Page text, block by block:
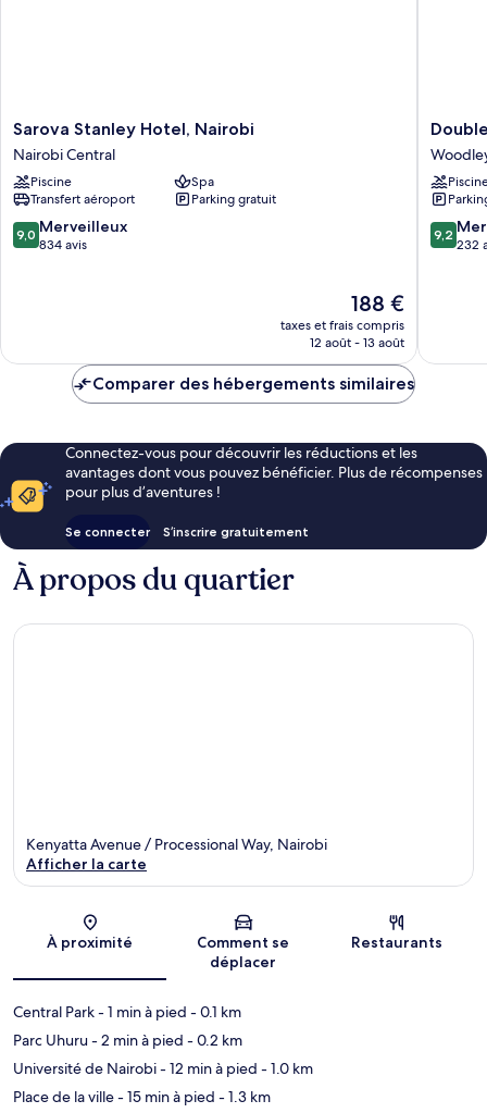
Sarova
Stanley
Hotel,
Nairobi
Nairobi
Central
Sarova Stanley Hotel, Nairobi
Nairobi Central
Piscine
Spa
Transfert aéroport
Parking gratuit
9.0
sur
9,0 Merveilleux
834 avis
Le
nouveau
prix
de
188 €
taxes et frais compris
12 août - 13 août
by
Hilton
Nairobi
9.2
sur
9,2
232
Comparer des hébergements similaires
Connectez-vous pour découvrir les réductions et les
avantages dont vous pouvez bénéficier. Plus de récompenses
pour plus d’aventures !
Se connecter S’inscrire gratuitement
À propos du quartier
Carte
Kenyatta Avenue / Processional Way, Nairobi
Afficher la carte
À proximité
Comment se
déplacer
Restaurants
Central Park- 1 min à pied - 0.1 km
Parc Uhuru- 2 min à pied - 0.2 km
Université de Nairobi- 12 min à pied - 1.0 km
Place de la ville- 15 min à pied - 1.3 km